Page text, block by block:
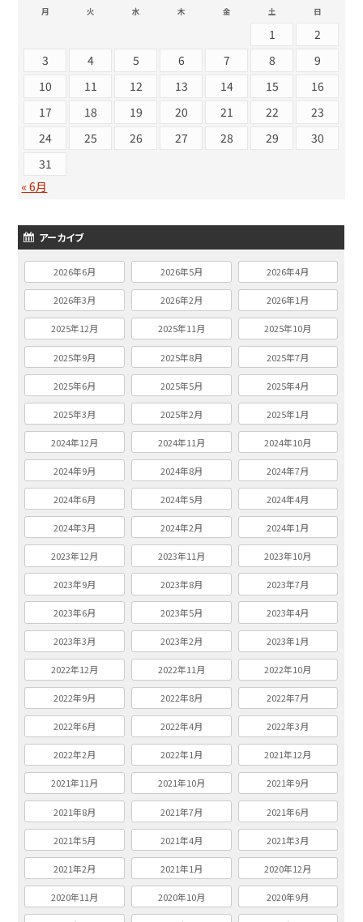
月 火 水 木 金 土 日
1
2
3
4 5 6 7 8
9
10
11 12 13 14 15
16
17
18 19 20 21 22
23
24
25 26 27 28 29
30
31
« 6月
アーカイブ
2026年6月 2026年5月 2026年4月
2026年3月 2026年2月 2026年1月
2025年12月 2025年11月 2025年10月
2025年9月 2025年8月 2025年7月
2025年6月 2025年5月 2025年4月
2025年3月 2025年2月 2025年1月
2024年12月 2024年11月 2024年10月
2024年9月 2024年8月 2024年7月
2024年6月 2024年5月 2024年4月
2024年3月 2024年2月 2024年1月
2023年12月 2023年11月 2023年10月
2023年9月 2023年8月 2023年7月
2023年6月 2023年5月 2023年4月
2023年3月 2023年2月 2023年1月
2022年12月 2022年11月 2022年10月
2022年9月 2022年8月 2022年7月
2022年6月 2022年4月 2022年3月
2022年2月 2022年1月 2021年12月
2021年11月 2021年10月 2021年9月
2021年8月 2021年7月 2021年6月
2021年5月 2021年4月 2021年3月
2021年2月 2021年1月 2020年12月
2020年11月 2020年10月 2020年9月